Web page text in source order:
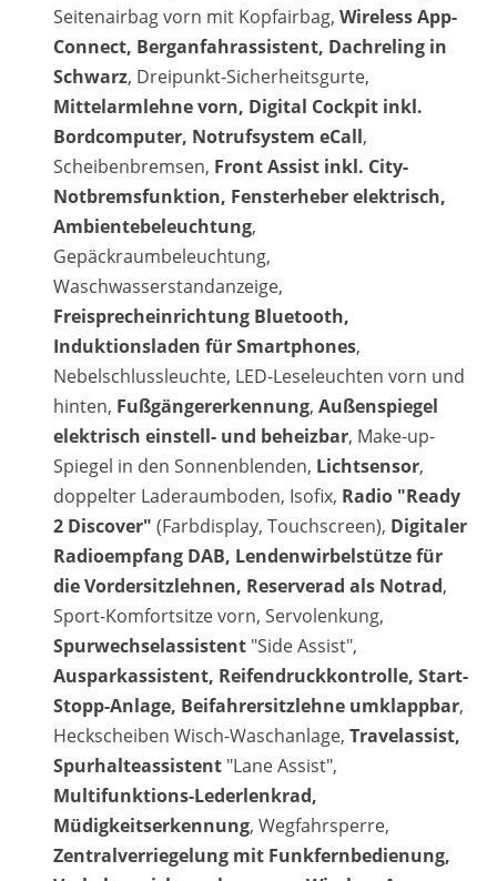
Seitenairbag vorn mit Kopfairbag, Wireless App-
Connect, Berganfahrassistent, Dachreling in
Schwarz, Dreipunkt-Sicherheitsgurte,
Mittelarmlehne vorn, Digital Cockpit inkl.
Bordcomputer, Notrufsystem eCall,
Scheibenbremsen, Front Assist inkl. City-
Notbremsfunktion, Fensterheber elektrisch,
Ambientebeleuchtung,
Gepäckraumbeleuchtung,
Waschwasserstandanzeige,
Freisprecheinrichtung Bluetooth,
Induktionsladen für Smartphones,
Nebelschlussleuchte, LED-Leseleuchten vorn und
hinten, Fußgängererkennung, Außenspiegel
elektrisch einstell- und beheizbar, Make-up-
Spiegel in den Sonnenblenden, Lichtsensor,
doppelter Laderaumboden, Isofix, Radio "Ready
2 Discover" (Farbdisplay, Touchscreen), Digitaler
Radioempfang DAB, Lendenwirbelstütze für
die Vordersitzlehnen, Reserverad als Notrad,
Sport-Komfortsitze vorn, Servolenkung,
Spurwechselassistent "Side Assist",
Ausparkassistent, Reifendruckkontrolle, Start-
Stopp-Anlage, Beifahrersitzlehne umklappbar,
Heckscheiben Wisch-Waschanlage, Travelassist,
Spurhalteassistent "Lane Assist",
Multifunktions-Lederlenkrad,
Müdigkeitserkennung, Wegfahrsperre,
Zentralverriegelung mit Funkfernbedienung,